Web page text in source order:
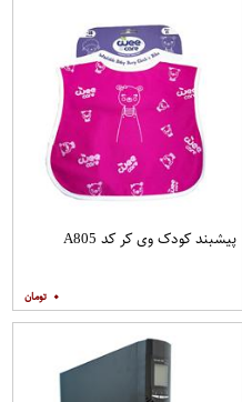
پیشبند کودک وی کر کد A805
۰